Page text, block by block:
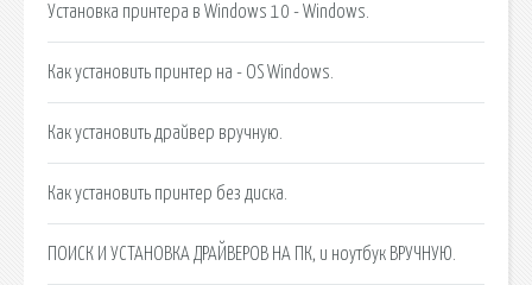
Установка принтера в Windows 10 - Windows.
Как установить принтер на - OS Windows.
Как установить драйвер вручную.
Как установить принтер без диска.
ПОИСК И УСТАНОВКА ДРАЙВЕРОВ НА ПК, и ноутбук ВРУЧНУЮ.